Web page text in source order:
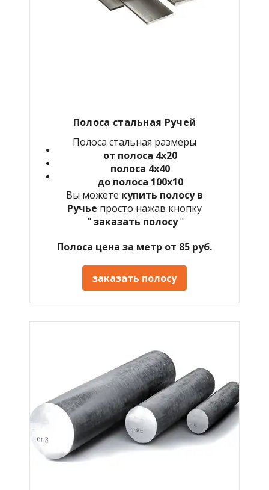
Полоса стальная Ручей
Полоса стальная размеры
от полоса 4х20
полоса 4х40
до полоса 100х10
Вы можете купить полосу в
Ручье просто нажав кнопку
" заказать полосу"
Полоса цена за метр от 85 руб.
заказать полосу